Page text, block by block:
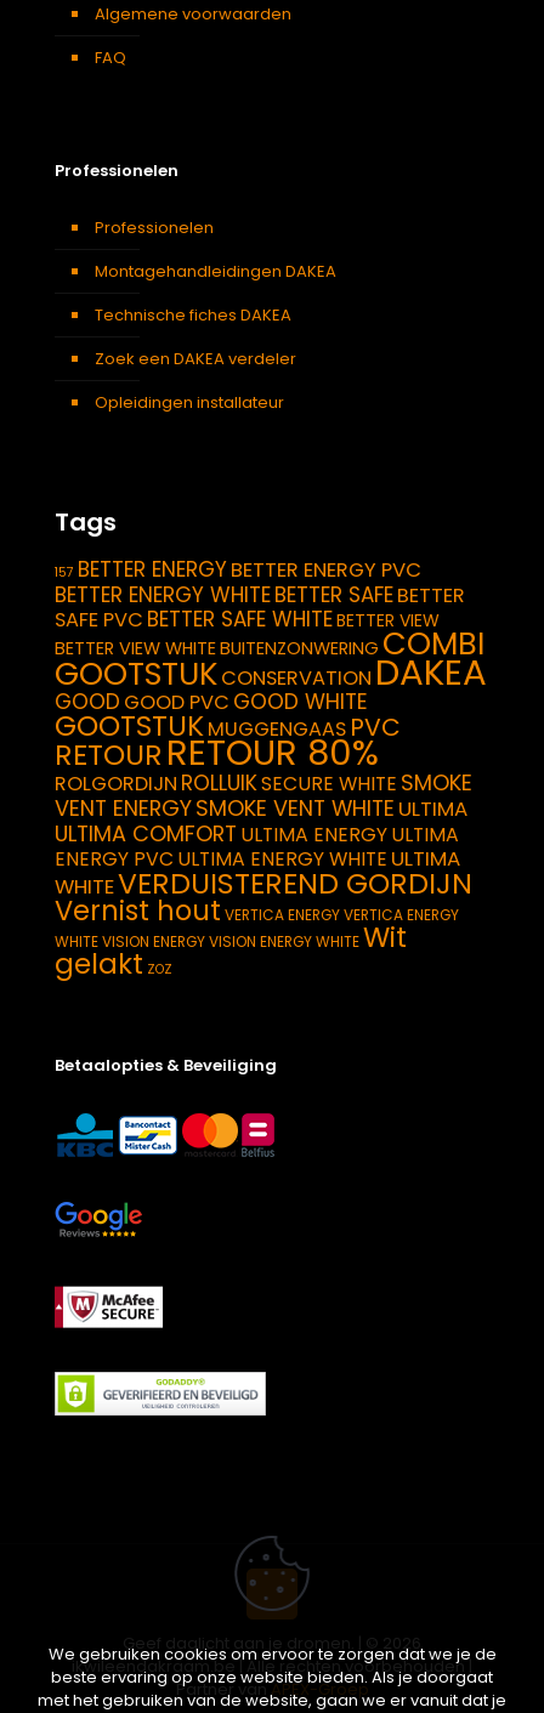
Algemene voorwaarden
FAQ
Professionelen
Professionelen
Montagehandleidingen DAKEA
Technische fiches DAKEA
Zoek een DAKEA verdeler
Opleidingen installateur
Tags
157 BETTER ENERGYBETTER ENERGY PVC
BETTER ENERGY WHITEBETTER SAFEBETTER
SAFE PVC BETTER SAFE WHITEBETTER VIEW
BETTER VIEW WHITEBUITENZONWERING COMBI
GOOTSTUKCONSERVATION DAKEA
GOOD GOOD PVC GOOD WHITE
GOOTSTUKMUGGENGAAS PVC
RETOUR RETOUR 80%
ROLGORDIJN ROLLUIKSECURE WHITE SMOKE
VENT ENERGYSMOKE VENT WHITE ULTIMA
ULTIMA COMFORT ULTIMA ENERGYULTIMA
ENERGY PVC ULTIMA ENERGY WHITE ULTIMA
WHITEVERDUISTEREND GORDIJN
Vernist hout VERTICA ENERGYVERTICA ENERGY
WHITEVISION ENERGYVISION ENERGY WHITEWit
gelakt ZOZ
Betaalopties & Beveiliging
Geef daglicht aan je dromen. | © 2026
ikwileendakraam.be | Alle rechten voorbehouden |
Partner vanAPEX-Groep
We gebruiken cookies om ervoor te zorgen dat we je de
beste ervaring op onze website bieden. Als je doorgaat
met het gebruiken van de website, gaan we er vanuit dat je